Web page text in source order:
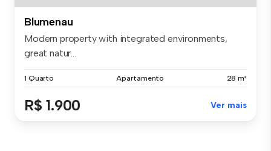
Blumenau
Modern property with integrated environments,
great natur...
1 Quarto Apartamento 28 m²
R$ 1.900 Ver mais